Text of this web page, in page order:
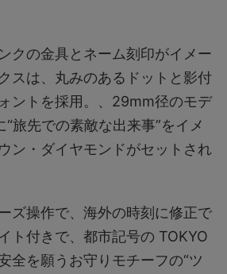
クの金具とネーム刻印がイメー
スは、丸みのあるドットと影付
ントを採用。、29mm径のモデ
旅先での素敵な出来事”をイメ
ン・ダイヤモンドがセットされ
ズ操作で、海外の時刻に修正で
ト付きで、都市記号の TOKYO
全を願うお守りモチーフの“ツ